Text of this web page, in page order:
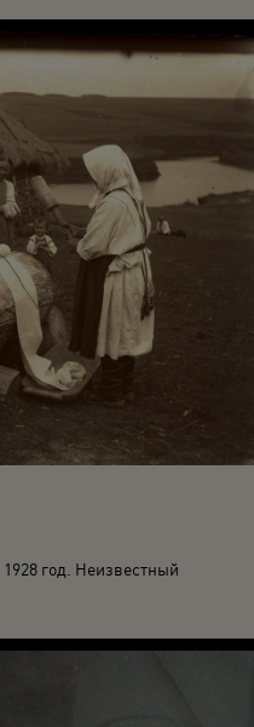
год. Неизвестный